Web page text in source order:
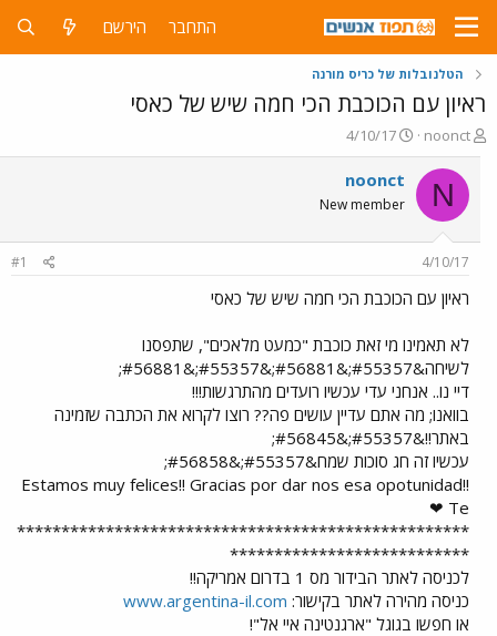
התחבר הירשם
הטלנובלות של כריס מורנה
ראיון עם הכוכבת הכי חמה שיש של כאסי
פ
ו
ת
ח
ה
ש
א
noonct
פ
ו
ר
ם
ר
4/10/17
N
noonct
New member
4/10/17
#1
ראיון עם הכוכבת הכי חמה שיש של כאסי
לא תאמינו מי זאת כוכבת "כמעט מלאכים", שתפסנו
לשיחה&#55357;&#56881;&#55357;&#56881;
דיי נו.. אנחני עדי עכשיו רועדים מהתרגשות!!!
בוואנו; מה אתם עדיין עושים פה?? רוצו לקרוא את הכתבה שזמינה
באתר!!&#55357;&#56845;
עכשיו זה חג סוכות שמח&#55357;&#56858;
Estamos muy felices!! Gracias por dar nos esa opotunidad!!
Te ❤
***************************************************
***************************
לכניסה לאתר הבידור מס 1 בדרום אמריקה!!
כניסה מהירה לאתר בקישור: www.argentina-il.com
או חפשו בגוגל "ארגנטינה איי אל"!